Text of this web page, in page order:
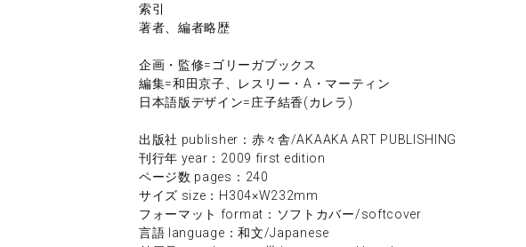
索引
著者、編者略歴
企画・監修=ゴリーガブックス
編集=和田京子、レスリー・A・マーティン
日本語版デザイン=庄子結香(カレラ)
出版社 publisher：赤々舎/AKAAKA ART PUBLISHING
刊行年 year：2009 first edition
ページ数 pages：240
サイズ size：H304×W232mm
フォーマット format：ソフトカバー/softcover
言語 language：和文/Japanese